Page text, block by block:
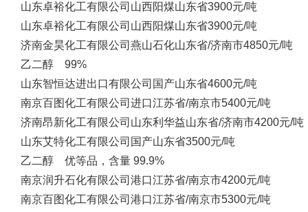
山东卓裕化工有限公司 山西阳煤山东省3900元/吨
山东卓裕化工有限公司 山西阳煤山东省3900元/吨
济南金昊化工有限公司 燕山石化山东省/济南市4850元/吨
乙二醇 99%
山东智恒达进出口有限公司 国产山东省4600元/吨
南京百图化工有限公司 进口江苏省/南京市5400元/吨
济南昂新化工有限公司 山东利华益山东省/济南市4200元/吨
山东艾特化工有限公司 国产山东省3500元/吨
乙二醇 优等品，含量 99.9%
南京润升石化有限公司 港口江苏省/南京市4200元/吨
南京百图化工有限公司 港口江苏省/南京市5300元/吨